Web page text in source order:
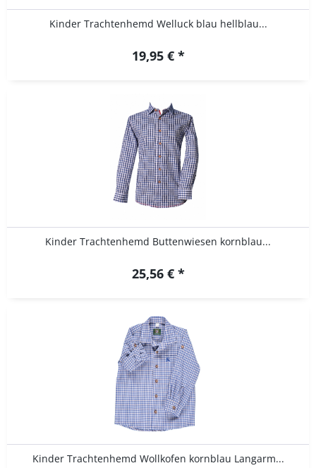
Kinder Trachtenhemd Welluck blau hellblau...
19,95 € *
Kinder Trachtenhemd Buttenwiesen kornblau...
25,56 € *
Kinder Trachtenhemd Wollkofen kornblau Langarm...